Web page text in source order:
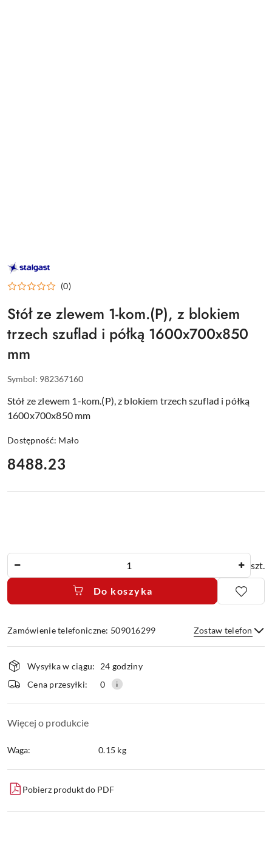
STALGAST
–
WYPOSAŻENIE
DLA
(0)
Stół ze zlewem 1-kom.(P), z blokiem
trzech szuflad i półką 1600x700x850
mm
Symbol: 982367160
Stół ze zlewem 1-kom.(P), z blokiem trzech szuflad i półką
1600x700x850 mm
Dostępność: Mało
cena:
8488.23
szt.
Do koszyka
Zamówienie telefoniczne: 509016299 Zostaw telefon
Wyślij
Dostępność
i
dostawa
Wysyłka w ciągu:
24 godziny
Cena przesyłki:
0
Więcej o produkcie
Waga: 0.15 kg
Pobierz produkt do PDF